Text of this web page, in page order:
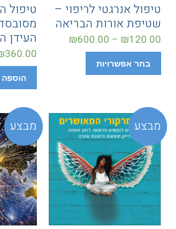
טיפול אנרגטי לריפוי –
שטיפת אורות הבריאה
₪120.00
–
₪600.00
בחר אפשרויות
טיפול
העידן
360.00
מבצע מבצע